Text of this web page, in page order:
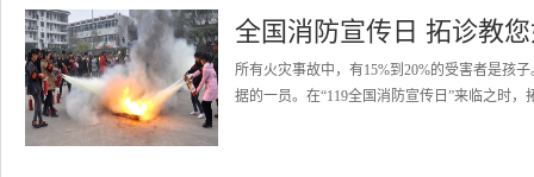
全国消防宣传日 拓诊教
所有火灾事故中，有15%到20%的受害者是孩
据的一员。在“119全国消防宣传日”来临之时